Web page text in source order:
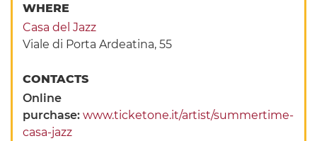
WHERE
Casa del Jazz
Viale di Porta Ardeatina, 55
CONTACTS
Online
purchase:www.ticketone.it/artist/summertime-
casa-jazz